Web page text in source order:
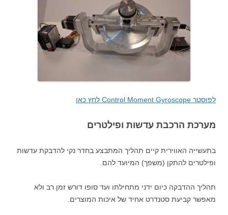
לפוסטר Control Moment Gyroscope לחץ כאן
מערכת הרכבת עדשות ופילטרים
בתעשייה האווירית קיים תהליך המתבצע בחדר נקי להדבקת עדשות
ופילטרים להתקן (משפך) המיועד להם.
תהליך ההדבקה כיום ידני מתחילתו ועד סופו דורש זמן רב ולא
מאפשר קביעת סטנדרט אחיד של איכות המוצרים.